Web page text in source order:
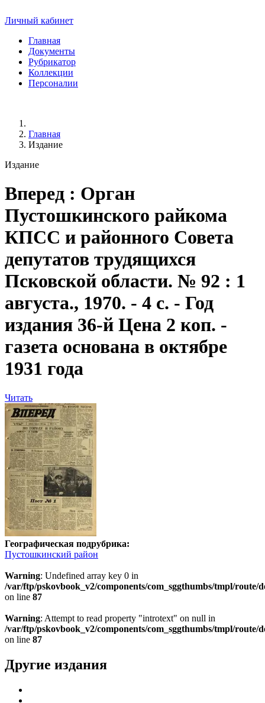
Личный кабинет
Главная
Документы
Рубрикатор
Коллекции
Персоналии
Главная
Издание
Издание
Вперед : Орган
Пустошкинского райкома
КПСС и районного Совета
депутатов трудящихся
Псковской области. № 92 : 1
августа., 1970. - 4 с. - Год
издания 36-й Цена 2 коп. -
газета основана в октябре
1931 года
Читать
Географическая подрубрика:
Пустошкинский район
Warning: Undefined array key 0 in
/var/ftp/pskovbook_v2/components/com_sggthumbs/tmpl/route/
on line 87
Warning: Attempt to read property "introtext" on null in
/var/ftp/pskovbook_v2/components/com_sggthumbs/tmpl/route/
on line 87
Другие издания